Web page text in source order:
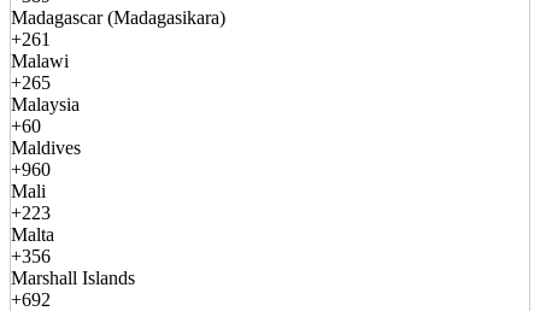
Madagascar (Madagasikara)
+261
Malawi
+265
Malaysia
+60
Maldives
+960
Mali
+223
Malta
+356
Marshall Islands
+692